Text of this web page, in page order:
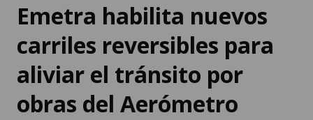
Emetra habilita nuevos
carriles reversibles para
aliviar el tránsito por
obras del Aerómetro